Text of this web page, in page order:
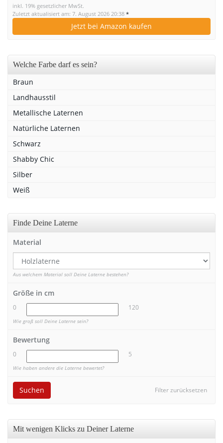
inkl. 19% gesetzlicher MwSt.
Zuletzt aktualisiert am: 7. August 2026 20:38 *
Jetzt bei Amazon kaufen
Welche Farbe darf es sein?
Braun
Landhausstil
Metallische Laternen
Natürliche Laternen
Schwarz
Shabby Chic
Silber
Weiß
Finde Deine Laterne
Material
Aus welchem Material soll Deine Laterne bestehen?
Größe in cm
0 120
Wie groß soll Deine Laterne sein?
Bewertung
0 5
Wie haben andere die Laterne bewertet?
Filter zurücksetzen
Suchen
Mit wenigen Klicks zu Deiner Laterne